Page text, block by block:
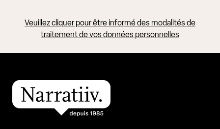
Veuillez cliquer pour être informé des modalités de
traitement de vos données personnelles